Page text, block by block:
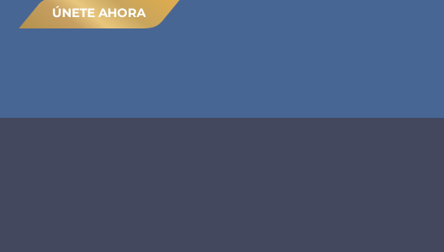
ÚNETE AHORA